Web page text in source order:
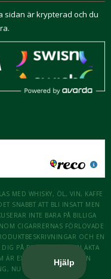
sidan är krypterad och du
MED WHISKY, ÖL, VIN, KAFFE
SNABBT ATT BLI INSATT MEN
INTE BARA PÅ BILLIGA
CIGARRERNAS FÖRLOVADE
OCH EN
PÅ RESAN ATT BLI EN ÄKTA
ÄR EXPERT OCKSÅ MER ÄN
NU KÖR VI!